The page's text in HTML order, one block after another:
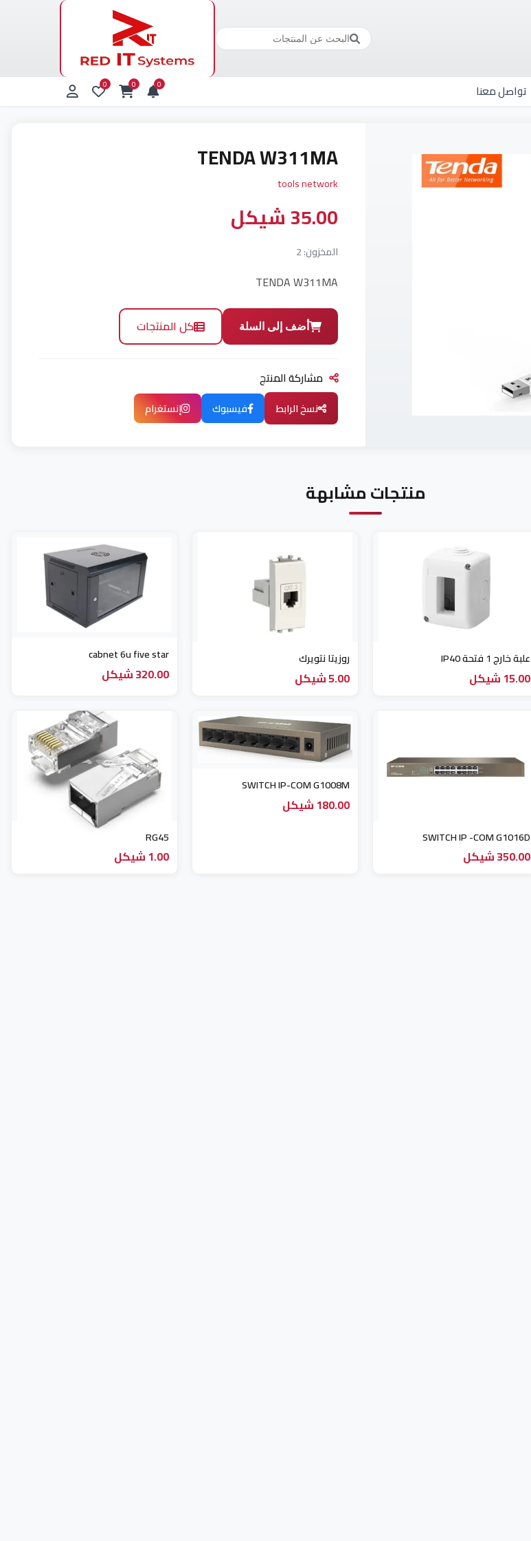
تواصل معنا 0
0
0
TENDA W311MA
tools network
35.00 شيكل
المخزون: 2
TENDA W311MA
أضف إلى السلة كل المنتجات
مشاركة المنتج
نسخ الرابط فيسبوك إنستغرام
منتجات مشابهة
علبة خارج 1 فتحة IP40
15.00 شيكل
روزيتا نتويرك
5.00 شيكل
cabnet 6u five star
320.00 شيكل
SWITCH IP -COM G1016D
350.00 شيكل
SWITCH IP-COM G1008M
180.00 شيكل
RG45
1.00 شيكل